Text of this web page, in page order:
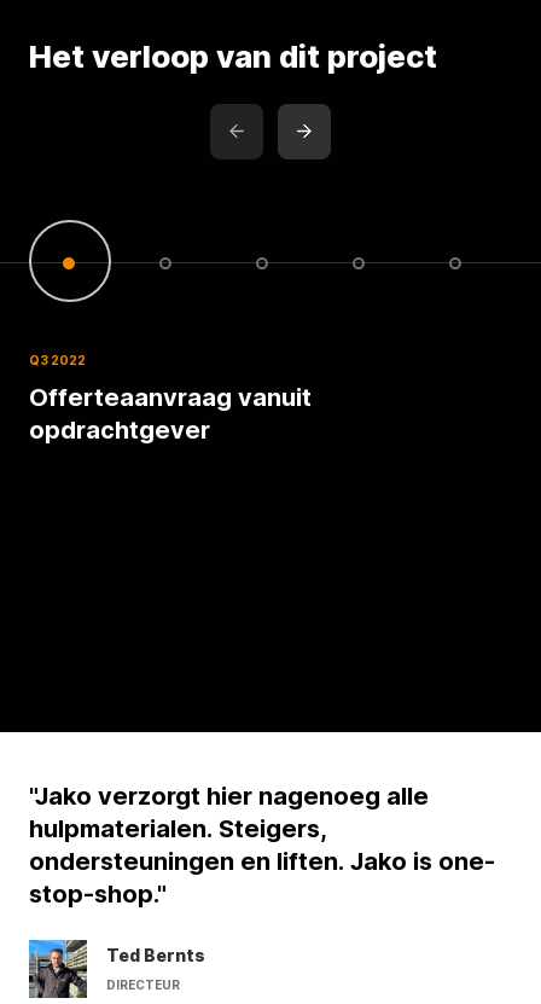
Het verloop van dit project
Q3 2022
Offerteaanvraag vanuit
opdrachtgever
"Jako verzorgt hier nagenoeg alle
hulpmaterialen. Steigers,
ondersteuningen en liften. Jako is one-
stop-shop."
Ted Bernts
DIRECTEUR